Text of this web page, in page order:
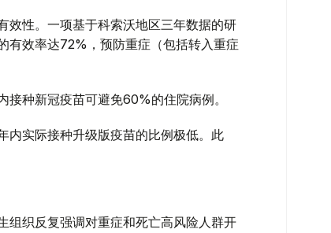
效性。一项基于科索沃地区三年数据的研
有效率达72%，预防重症（包括转入重症
种新冠疫苗可避免60%的住院病例。
内实际接种升级版疫苗的比例极低。此
组织反复强调对重症和死亡高风险人群开